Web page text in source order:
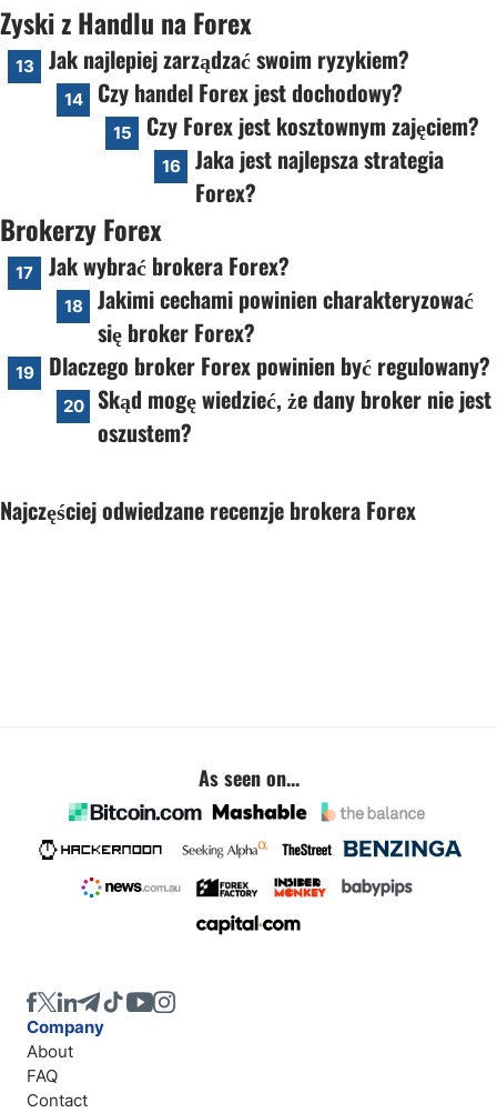
Zyski z Handlu na Forex
13 Jak najlepiej zarządzać swoim ryzykiem?
14 Czy handel Forex jest dochodowy?
15 Czy Forex jest kosztownym zajęciem?
16
Jaka jest najlepsza strategia
Forex?
Brokerzy Forex
17 Jak wybrać brokera Forex?
18
Jakimi cechami powinien charakteryzować
się broker Forex?
19 Dlaczego broker Forex powinien być regulowany?
20
Skąd mogę wiedzieć, że dany broker nie jest
oszustem?
Najczęściej odwiedzane recenzje brokera Forex
As seen on...
Company
About
FAQ
Contact